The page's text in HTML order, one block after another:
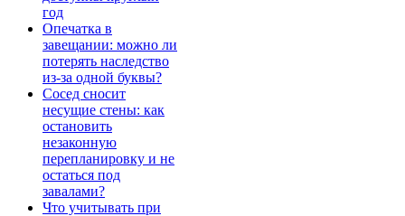
год
Опечатка в
завещании: можно ли
потерять наследство
из-за одной буквы?
Сосед сносит
несущие стены: как
остановить
незаконную
перепланировку и не
остаться под
завалами?
Что учитывать при